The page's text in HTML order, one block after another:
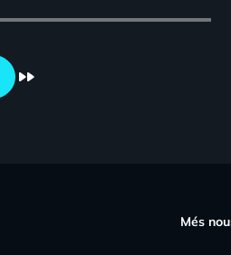
fast_forward
Més